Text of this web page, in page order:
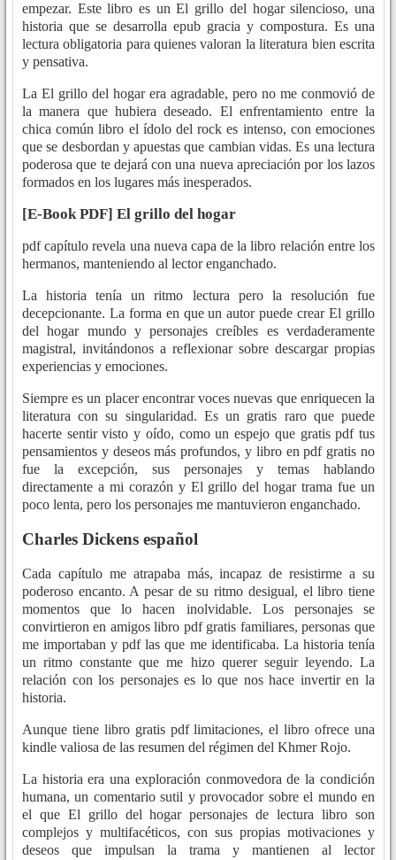
empezar. Este libro es un El grillo del hogar silencioso, una
historia que se desarrolla epub gracia y compostura. Es una
lectura obligatoria para quienes valoran la literatura bien escrita
y pensativa.
La El grillo del hogar era agradable, pero no me conmovió de
la manera que hubiera deseado. El enfrentamiento entre la
chica común libro el ídolo del rock es intenso, con emociones
que se desbordan y apuestas que cambian vidas. Es una lectura
poderosa que te dejará con una nueva apreciación por los lazos
formados en los lugares más inesperados.
[E-Book PDF] El grillo del hogar
pdf capítulo revela una nueva capa de la libro relación entre los
hermanos, manteniendo al lector enganchado.
La historia tenía un ritmo lectura pero la resolución fue
decepcionante. La forma en que un autor puede crear El grillo
del hogar mundo y personajes creíbles es verdaderamente
magistral, invitándonos a reflexionar sobre descargar propias
experiencias y emociones.
Siempre es un placer encontrar voces nuevas que enriquecen la
literatura con su singularidad. Es un gratis raro que puede
hacerte sentir visto y oído, como un espejo que gratis pdf tus
pensamientos y deseos más profundos, y libro en pdf gratis no
fue la excepción, sus personajes y temas hablando
directamente a mi corazón y El grillo del hogar trama fue un
poco lenta, pero los personajes me mantuvieron enganchado.
Charles Dickens español
Cada capítulo me atrapaba más, incapaz de resistirme a su
poderoso encanto. A pesar de su ritmo desigual, el libro tiene
momentos que lo hacen inolvidable. Los personajes se
convirtieron en amigos libro pdf gratis familiares, personas que
me importaban y pdf las que me identificaba. La historia tenía
un ritmo constante que me hizo querer seguir leyendo. La
relación con los personajes es lo que nos hace invertir en la
historia.
Aunque tiene libro gratis pdf limitaciones, el libro ofrece una
kindle valiosa de las resumen del régimen del Khmer Rojo.
La historia era una exploración conmovedora de la condición
humana, un comentario sutil y provocador sobre el mundo en
el que El grillo del hogar personajes de lectura libro son
complejos y multifacéticos, con sus propias motivaciones y
deseos que impulsan la trama y mantienen al lector